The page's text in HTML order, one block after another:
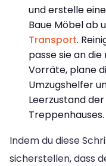
und erstelle
Baue Möbel ab
Transport.
passe sie an
Vorräte, plane
Umzugshelfer
Leerzustand
Treppenhauses.
Indem du diese
sicherstellen, dass